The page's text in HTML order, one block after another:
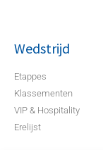
Wedstrijd
Etappes
Klassementen
VIP & Hospitality
Erelijst